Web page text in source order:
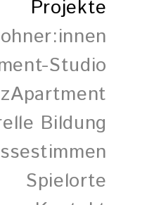
Projekte
Studio
Bildung
Spielorte